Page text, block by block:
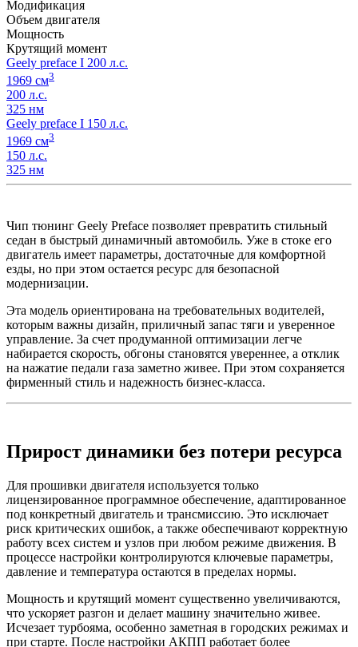
Модификация
Объем двигателя
Мощность
Крутящий момент
Geely preface I 200 л.с.
1969 см3
200 л.с.
325 нм
Geely preface I 150 л.с.
1969 см3
150 л.с.
325 нм
Чип тюнинг Geely Preface позволяет превратить стильный
седан в быстрый динамичный автомобиль. Уже в стоке его
двигатель имеет параметры, достаточные для комфортной
езды, но при этом остается ресурс для безопасной
модернизации.
Эта модель ориентирована на требовательных водителей,
которым важны дизайн, приличный запас тяги и уверенное
управление. За счет продуманной оптимизации легче
набирается скорость, обгоны становятся увереннее, а отклик
на нажатие педали газа заметно живее. При этом сохраняется
фирменный стиль и надежность бизнес-класса.
Прирост динамики без потери ресурса
Для прошивки двигателя используется только
лицензированное программное обеспечение, адаптированное
под конкретный двигатель и трансмиссию. Это исключает
риск критических ошибок, а также обеспечивают корректную
работу всех систем и узлов при любом режиме движения. В
процессе настройки контролируются ключевые параметры,
давление и температура остаются в пределах нормы.
Мощность и крутящий момент существенно увеличиваются,
что ускоряет разгон и делает машину значительно живее.
Исчезает турбояма, особенно заметная в городских режимах и
при старте. После настройки АКПП работает более